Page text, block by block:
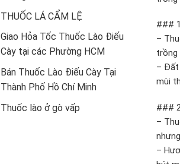
THUỐC LÁ CẨM LỆ
Giao Hỏa Tốc Thuốc Lào Điếu
Cày tại các Phường HCM
Bán Thuốc Lào Điếu Cày Tại
Thành Phố Hồ Chí Minh
Thuốc lào ở gò vấp
###
–
trồng
– Đất
mùi
###
–
–